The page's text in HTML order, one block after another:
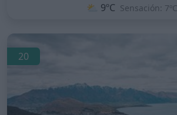
⛅ 9ºC Sensación: 7ºC
20